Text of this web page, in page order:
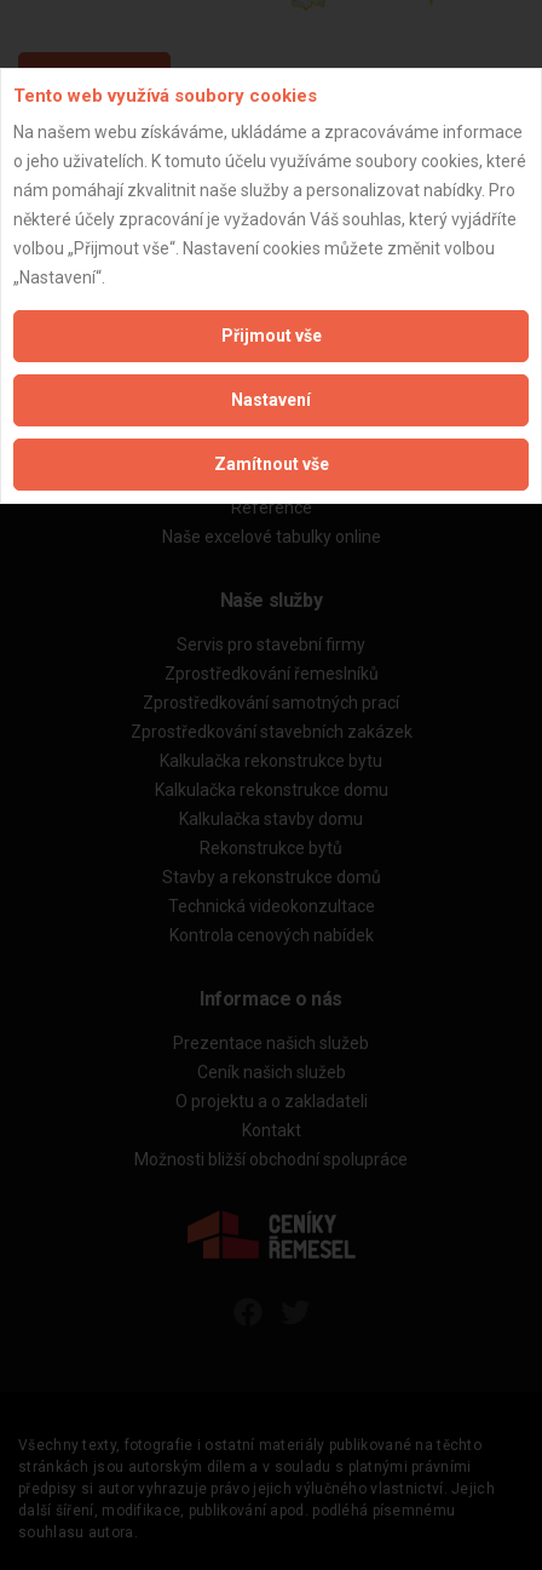
ZPĚT
Aktualizováno z portálu ARES dne 31.12.2025 18:51:33
Naše firmy a řemeslníci
Zpracování a ochrana osobních údajů
Reference
Naše excelové tabulky online
Naše služby
Servis pro stavební firmy
Zprostředkování řemeslníků
Zprostředkování samotných prací
Zprostředkování stavebních zakázek
Kalkulačka rekonstrukce bytu
Kalkulačka rekonstrukce domu
Kalkulačka stavby domu
Rekonstrukce bytů
Stavby a rekonstrukce domů
Technická videokonzultace
Kontrola cenových nabídek
Informace o nás
Prezentace našich služeb
Ceník našich služeb
O projektu a o zakladateli
Kontakt
Možnosti bližší obchodní spolupráce
Všechny texty, fotografie i ostatní materiály publikované na těchto
stránkách jsou autorským dílem a v souladu s platnými právními
předpisy si autor vyhrazuje právo jejich výlučného vlastnictví. Jejich
další šíření, modifikace, publikování apod. podléhá písemnému
souhlasu autora.
Tento web využívá soubory cookies
Na našem webu získáváme, ukládáme a zpracováváme informace
o jeho uživatelích. K tomuto účelu využíváme soubory cookies, které
nám pomáhají zkvalitnit naše služby a personalizovat nabídky. Pro
některé účely zpracování je vyžadován Váš souhlas, který vyjádříte
volbou „Přijmout vše“. Nastavení cookies můžete změnit volbou
„Nastavení“.
Přijmout vše
Nastavení
Zamítnout vše